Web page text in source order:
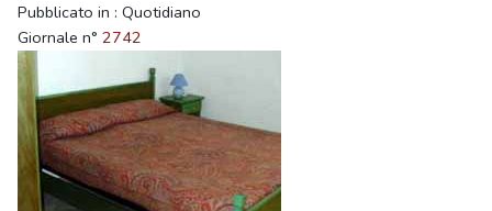
Pubblicato in : Quotidiano
Giornale n° 2742